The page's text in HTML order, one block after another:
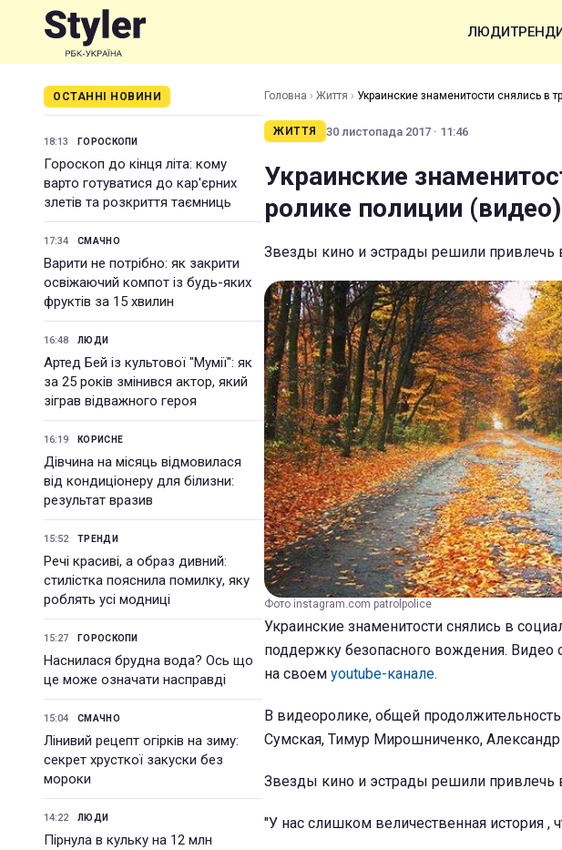
ЛЮДИ
ОСТАННІ НОВИНИ
18:13 ГОРОСКОПИ
Гороскоп до кінця літа: кому
варто готуватися до кар'єрних
злетів та розкриття таємниць
17:34 СМАЧНО
Варити не потрібно: як закрити
освіжаючий компот із будь-яких
фруктів за 15 хвилин
16:48 ЛЮДИ
Артед Бей із культової "Мумії": як
за 25 років змінився актор, який
зіграв відважного героя
16:19 КОРИСНЕ
Дівчина на місяць відмовилася
від кондиціонеру для білизни:
результат вразив
15:52 ТРЕНДИ
Речі красиві, а образ дивний:
стилістка пояснила помилку, яку
роблять усі модниці
15:27 ГОРОСКОПИ
Наснилася брудна вода? Ось що
це може означати насправді
15:04 СМАЧНО
Лінивий рецепт огірків на зиму:
секрет хрусткої закуски без
мороки
14:22 ЛЮДИ
Пірнула в кульку на 12 млн
Головна › Життя › Украинские знаменитости снялись в
ЖИТТЯ 30 листопада 2017 · 11:46
Украинские
ролике полиции (видео)
Звезды кино и эстрады решили привлечь
Фото instagram.com patrolpolice
Украинские знаменитости снялись в
поддержку безопасного вождения.
на своем youtube-канале.
В видеоролике, общей
Сумская, Тимур Мирошниченко,
Звезды кино и эстрады решили привлечь
"У нас слишком величественная история ,